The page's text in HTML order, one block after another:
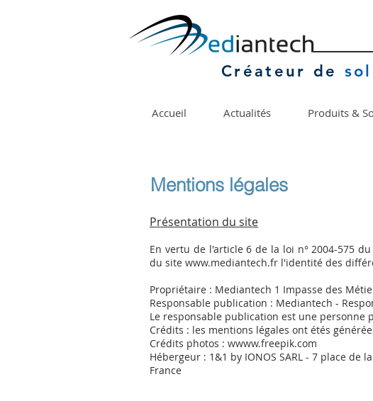
Créateur de
Accueil Actualités Produits &
Mentions légales
Présentation du site
En vertu de l'article 6 de la loi n° 2004-575
du site www.mediantech.fr l'identité des
Propriétaire : Mediantech 1 Impasse des
Responsable publication : Mediantech -
Le responsable publication est une personne
Crédits : les mentions légales ont étés
Crédits photos : wwww.freepik.com
Hébergeur : 1&1 by IONOS SARL - 7 place de
France